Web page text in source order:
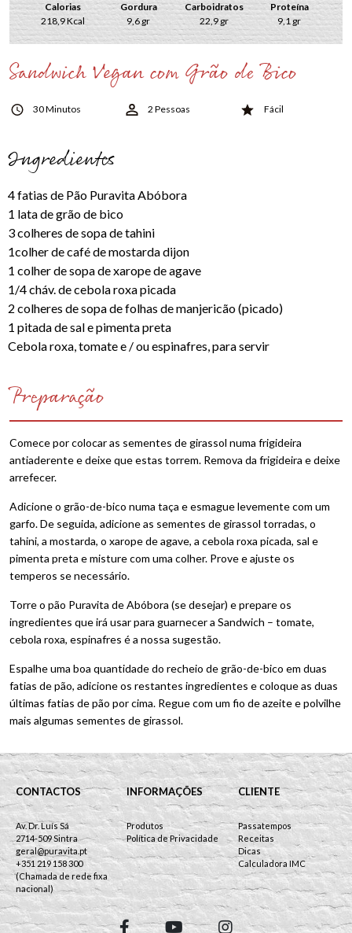
Calorias
218,9 Kcal
Gordura
9,6 gr
Carboidratos
22,9 gr
Proteína
9,1 gr
Sandwich Vegan com Grão de Bico
30 Minutos 2 Pessoas Fácil
Ingredientes
4 fatias de Pão Puravita Abóbora
1 lata de grão de bico
3 colheres de sopa de tahini
1colher de café de mostarda dijon
1 colher de sopa de xarope de agave
1/4 cháv. de cebola roxa picada
2 colheres de sopa de folhas de manjericão (picado)
1 pitada de sal e pimenta preta
Cebola roxa, tomate e / ou espinafres, para servir
Preparação
Comece por colocar as sementes de girassol numa frigideira
antiaderente e deixe que estas torrem. Remova da frigideira e deixe
arrefecer.
Adicione o grão-de-bico numa taça e esmague levemente com um
garfo. De seguida, adicione as sementes de girassol torradas, o
tahini, a mostarda, o xarope de agave, a cebola roxa picada, sal e
pimenta preta e misture com uma colher. Prove e ajuste os
temperos se necessário.
Torre o pão Puravita de Abóbora (se desejar) e prepare os
ingredientes que irá usar para guarnecer a Sandwich – tomate,
cebola roxa, espinafres é a nossa sugestão.
Espalhe uma boa quantidade do recheio de grão-de-bico em duas
fatias de pão, adicione os restantes ingredientes e coloque as duas
últimas fatias de pão por cima. Regue com um fio de azeite e polvilhe
mais algumas sementes de girassol.
CONTACTOS
Av. Dr. Luís Sá
2714-509 Sintra
geral@puravita.pt
+351 219 158 300
(Chamada de rede fixa
nacional)
INFORMAÇÕES
Produtos
Política de Privacidade
CLIENTE
Passatempos
Receitas
Dicas
Calculadora IMC